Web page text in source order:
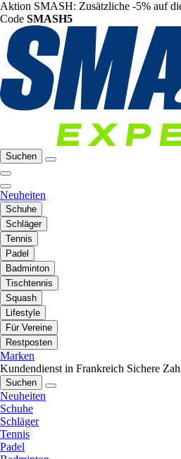
Aktion SMASH: Zusätzliche -5% auf
Code SMASH5
Suchen
Neuheiten
Schuhe
Schläger
Tennis
Padel
Badminton
Tischtennis
Squash
Lifestyle
Für Vereine
Restposten
Marken
Kundendienst in Frankreich Sichere
Suchen
Neuheiten
Schuhe
Schläger
Tennis
Padel